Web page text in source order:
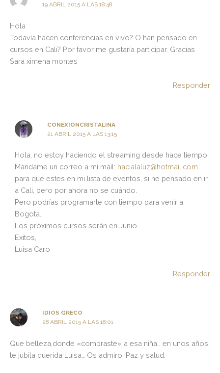
19 ABRIL 2015 A LAS 18:48
Hola
Todavía hacen conferencias en vivo? O han pensado en
cursos en Cali? Por favor me gustaría participar. Gracias
Sara ximena montes
Responder
CONEXIONCRISTALINA
21 ABRIL 2015 A LAS 13:15
Hola, no estoy haciendo el streaming desde hace tiempo.
Mándame un correo a mi mail: hacialaluz@hotmail.com
para que estes en mi lista de eventos, si he pensado en ir
a Cali, pero por ahora no se cuándo.
Pero podrías programarte con tiempo para venir a
Bogota.
Los próximos cursos serán en Junio.
Exitos,
Luisa Caro
Responder
IDIOS GRECO
28 ABRIL 2015 A LAS 18:01
Que belleza,donde «compraste» a esa niña… en unos años
te jubila querida Luisa… Os admiro. Paz y salud.